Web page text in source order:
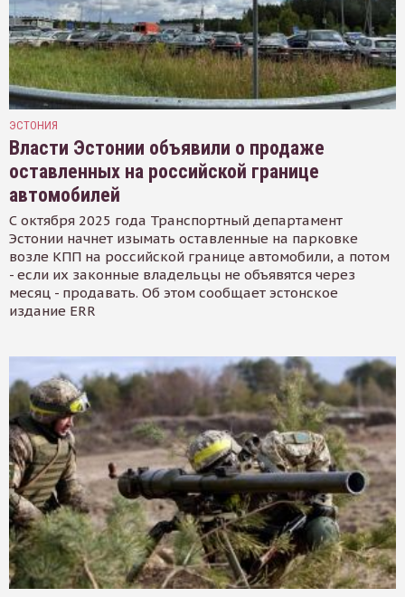
ЭСТОНИЯ
Власти Эстонии объявили о продаже
оставленных на российской границе
автомобилей
С октября 2025 года Транспортный департамент
Эстонии начнет изымать оставленные на парковке
возле КПП на российской границе автомобили, а потом
- если их законные владельцы не объявятся через
месяц - продавать. Об этом сообщает эстонское
издание ERR